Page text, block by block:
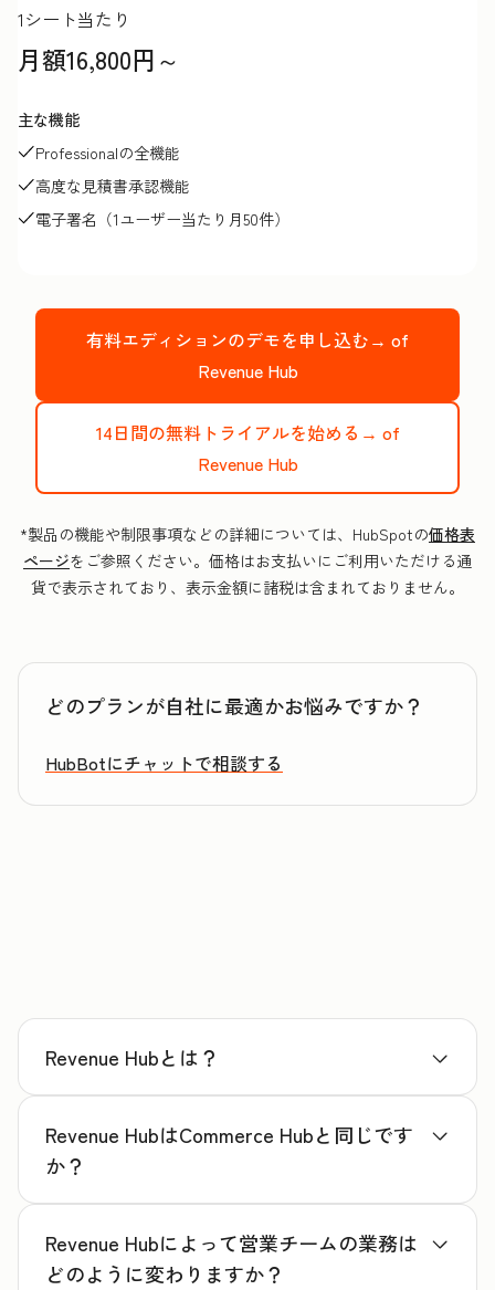
1シート当たり
月額16,800円～
主な機能
Professionalの全機能
高度な見積書承認機能
電子署名（1ユーザー当たり月50件）
有料エディションのデモを申し込む→ of
Revenue Hub
14日間の無料トライアルを始める→ of
Revenue Hub
*製品の機能や制限事項などの詳細については、HubSpotの価格表
ページをご参照ください。価格はお支払いにご利用いただける通
貨で表示されており、表示金額に諸税は含まれておりません。
どのプランが自社に最適かお悩みですか？
HubBotにチャットで相談する
Revenue Hubとは？
Revenue HubはCommerce Hubと同じです
か？
Revenue Hubによって営業チームの業務は
どのように変わりますか？